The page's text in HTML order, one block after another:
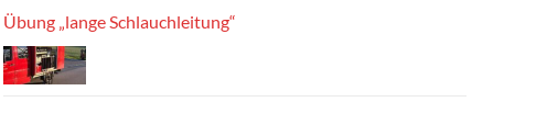
Übung „lange Schlauchleitung“